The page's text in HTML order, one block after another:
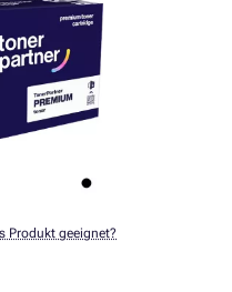
Produkt geeignet?